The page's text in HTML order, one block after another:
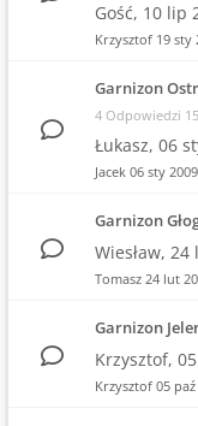
Gość, 10 lip
Krzysztof 19 sty
Garnizon
4 Odpowiedzi
Łukasz, 06
Jacek 06 sty
Garnizon
Wiesław, 24
Tomasz 24 lut
Garnizon
Krzysztof,
Krzysztof 05